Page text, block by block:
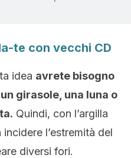
te con vecchi CD
idea avrete bisogno
girasole, una luna o
Quindi, con l’argilla
l’estremità del
diversi fori.